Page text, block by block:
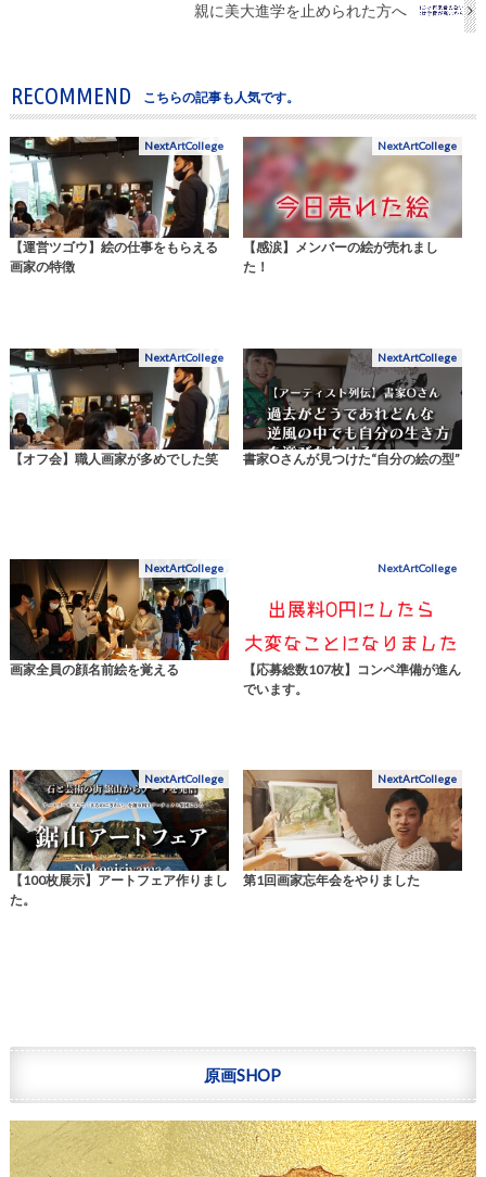
親に美大進学を止められた方へ
RECOMMEND こちらの記事も人気です。
NextArtCollege
【運営ツゴウ】絵の仕事をもらえる
画家の特徴
NextArtCollege
【感涙】メンバーの絵が売れまし
た！
NextArtCollege
【オフ会】職人画家が多めでした笑
NextArtCollege
書家Oさんが見つけた“自分の絵の型”
NextArtCollege
画家全員の顔名前絵を覚える
NextArtCollege
【応募総数107枚】コンペ準備が進ん
でいます。
NextArtCollege
【100枚展示】アートフェア作りまし
た。
NextArtCollege
第1回画家忘年会をやりました
原画SHOP